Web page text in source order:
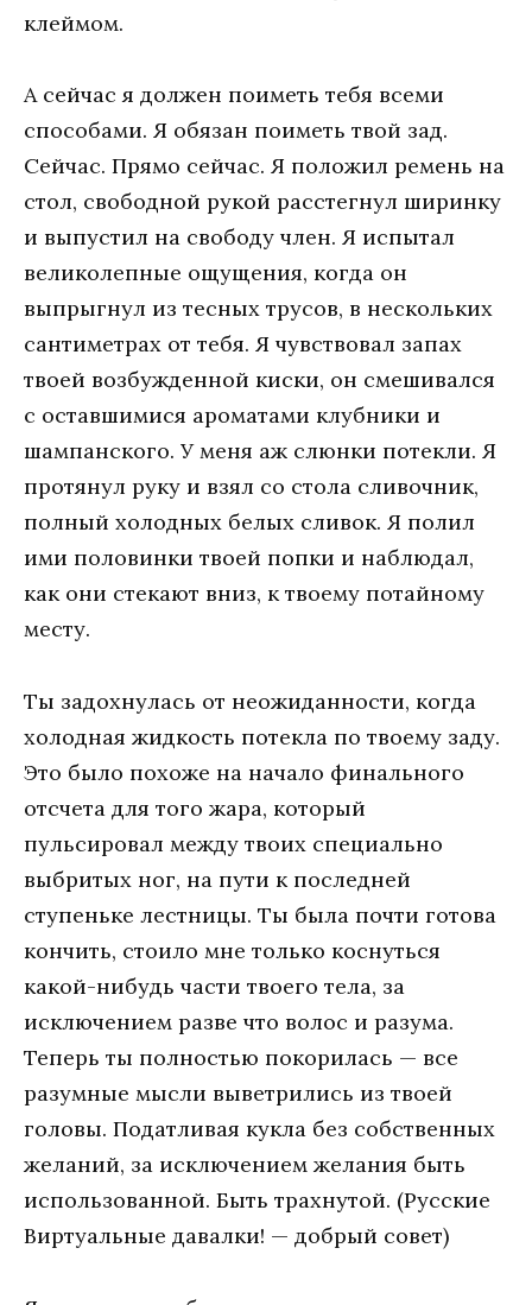
клеймом.
А сейчас я должен поиметь тебя всеми
способами. Я обязан поиметь твой зад.
Сейчас. Прямо сейчас. Я положил ремень на
стол, свободной рукой расстегнул ширинку
и выпустил на свободу член. Я испытал
великолепные ощущения, когда он
выпрыгнул из тесных трусов, в нескольких
сантиметрах от тебя. Я чувствовал запах
твоей возбужденной киски, он смешивался
с оставшимися ароматами клубники и
шампанского. У меня аж слюнки потекли. Я
протянул руку и взял со стола сливочник,
полный холодных белых сливок. Я полил
ими половинки твоей попки и наблюдал,
как они стекают вниз, к твоему потайному
месту.
Ты задохнулась от неожиданности, когда
холодная жидкость потекла по твоему заду.
Это было похоже на начало финального
отсчета для того жара, который
пульсировал между твоих специально
выбритых ног, на пути к последней
ступеньке лестницы. Ты была почти готова
кончить, стоило мне только коснуться
какой-нибудь части твоего тела, за
исключением разве что волос и разума.
Теперь ты полностью покорилась — все
разумные мысли выветрились из твоей
головы. Податливая кукла без собственных
желаний, за исключением желания быть
использованной. Быть трахнутой. (Русские
Виртуальные давалки! — добрый совет)